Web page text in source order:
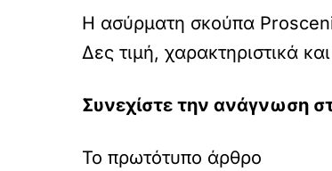
Η ασύρματη σκούπα
Δες τιμή, χαρακτηριστικά
Συνεχίστε την ανάγνωση
Το πρωτότυπο άρθρο